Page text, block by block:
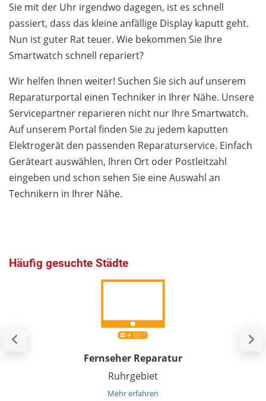
Sie mit der Uhr irgendwo dagegen, ist es schnell
passiert, dass das kleine anfällige Display kaputt geht.
Nun ist guter Rat teuer. Wie bekommen Sie Ihre
Smartwatch schnell repariert?
Wir helfen Ihnen weiter! Suchen Sie sich auf unserem
Reparaturportal einen Techniker in Ihrer Nähe. Unsere
Servicepartner reparieren nicht nur Ihre Smartwatch.
Auf unserem Portal finden Sie zu jedem kaputten
Elektrogerät den passenden Reparaturservice. Einfach
Geräteart auswählen, Ihren Ort oder Postleitzahl
eingeben und schon sehen Sie eine Auswahl an
Technikern in Ihrer Nähe.
Häufig gesuchte Städte
Fernseher Reparatur
Ruhrgebiet
Mehr erfahren